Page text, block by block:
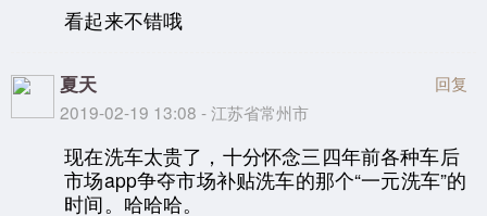
看起来不错哦
夏天
2019-02-19 13:08 - 江苏省常州市
回复
现在洗车太贵了，十分怀念三四年前各种车后
市场app争夺市场补贴洗车的那个“一元洗车”的
时间。哈哈哈。